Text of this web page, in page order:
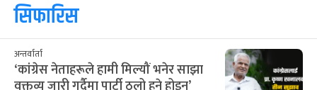
सिफारिस
अन्तर्वार्ता
‘कांग्रेस नेताहरूले हामी मिल्यौं भनेर साझा